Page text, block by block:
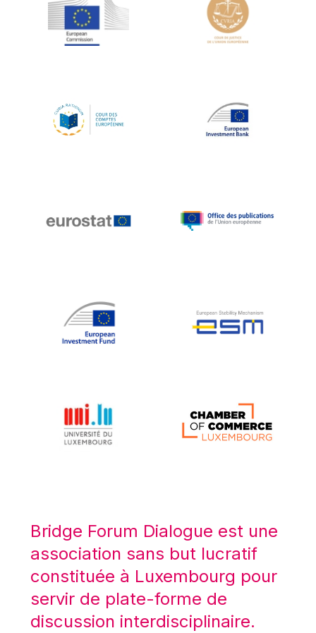
Jean-Louis Schiltz
Jean-Victor Louis
Johnny Åkerholm
Katharien L.C. Hunt
Klaus-Heiner Lehne
Koen LENAERTS
Lars Heikensten
Lucas Papademos
Máire Geoghegan-Quinn
Mario Centeno
Mario Monti
Maroš ŠEFČOVIČ
Martin Bailey
Martine Reicherts
Bridge Forum Dialogue est une
association sans but lucratif
constituée à Luxembourg pour
servir de plate-forme de
discussion interdisciplinaire.